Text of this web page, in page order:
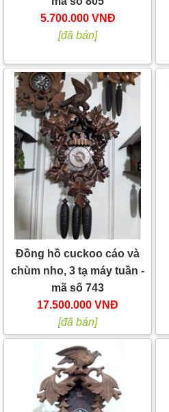
5.700.000 VNĐ
[đã bán]
Đồng hồ cuckoo cáo và
chùm nho, 3 tạ máy tuần -
mã số 743
17.500.000 VNĐ
[đã bán]